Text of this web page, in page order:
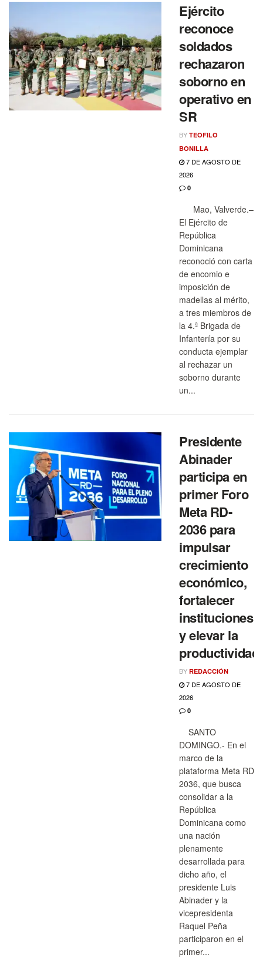
Ejército
reconoce
soldados
rechazaron
soborno en
operativo en
SR
BY TEOFILO
BONILLA
7 DE AGOSTO DE
2026
0
Mao, Valverde.–
El Ejército de
República
Dominicana
reconoció con carta
de encomio e
imposición de
madellas al mérito,
a tres miembros de
la 4.ª Brigada de
Infantería por su
conducta ejemplar
al rechazar un
soborno durante
un...
Presidente
Abinader
participa en
primer Foro
Meta RD-
2036 para
impulsar
crecimiento
económico,
fortalecer
instituciones
y elevar la
productividad
BY REDACCIÓN
7 DE AGOSTO DE
2026
0
SANTO
DOMINGO.- En el
marco de la
plataforma Meta RD
2036, que busca
consolidar a la
República
Dominicana como
una nación
plenamente
desarrollada para
dicho año, el
presidente Luis
Abinader y la
vicepresidenta
Raquel Peña
participaron en el
primer...